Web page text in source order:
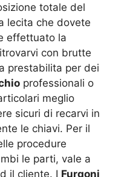
totale del
lecita che dovete
effettuato la
con brutte
prestabilita per dei
professionali o
meglio
sicuri di recarvi in
le chiavi. Per il
procedure
le parti, vale a
il cliente. I Furgoni